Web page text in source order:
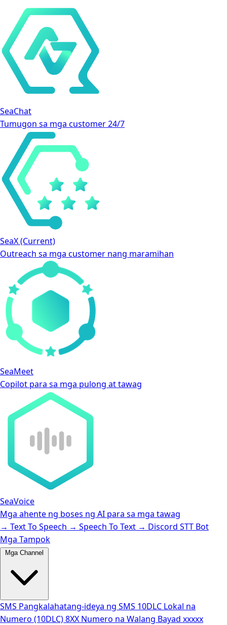
SeaChat
Tumugon sa mga customer 24/7
SeaX(Current)
Outreach sa mga customer nang maramihan
SeaMeet
Copilot para sa mga pulong at tawag
SeaVoice
Mga ahente ng boses ng AI para sa mga tawag
→ Text To Speech → Speech To Text → Discord STT Bot
Mga Tampok
Mga Channel
SMS Pangkalahatang-ideya ng SMS 10DLC Lokal na
Numero (10DLC)8XX Numero na Walang Bayad xxxxx